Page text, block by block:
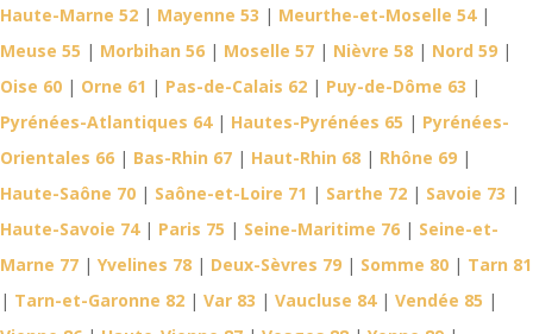
Haute-Marne 52 | Mayenne 53 | Meurthe-et-Moselle 54|
Meuse 55 | Morbihan 56 | Moselle 57 | Nièvre 58 | Nord 59 |
Oise 60 | Orne 61 | Pas-de-Calais 62 | Puy-de-Dôme 63 |
Pyrénées-Atlantiques 64| Hautes-Pyrénées 65 | Pyrénées-
Orientales 66 | Bas-Rhin 67 | Haut-Rhin 68 | Rhône 69 |
Haute-Saône 70 | Saône-et-Loire 71 | Sarthe 72 | Savoie 73 |
Haute-Savoie 74| Paris 75 | Seine-Maritime 76 | Seine-et-
Marne 77 | Yvelines 78 | Deux-Sèvres 79 | Somme 80 | Tarn 81
| Tarn-et-Garonne 82 | Var 83 | Vaucluse 84| Vendée 85 |